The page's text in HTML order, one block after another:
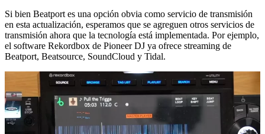
Si bien Beatport es una opción obvia como servicio de transmisión
en esta actualización, esperamos que se agreguen otros servicios de
transmisión ahora que la tecnología está implementada. Por ejemplo,
el software Rekordbox de Pioneer DJ ya ofrece streaming de
Beatport, Beatsource, SoundCloud y Tidal.